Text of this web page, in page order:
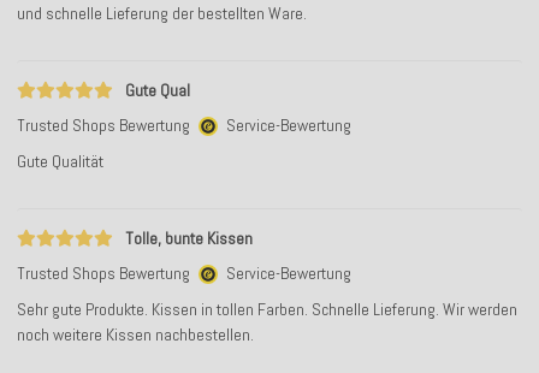
und schnelle Lieferung der bestellten Ware.
Gute Qual
Trusted Shops Bewertung
Service-Bewertung
Gute Qualität
Tolle, bunte Kissen
Trusted Shops Bewertung
Service-Bewertung
Sehr gute Produkte. Kissen in tollen Farben. Schnelle Lieferung. Wir werden
noch weitere Kissen nachbestellen.